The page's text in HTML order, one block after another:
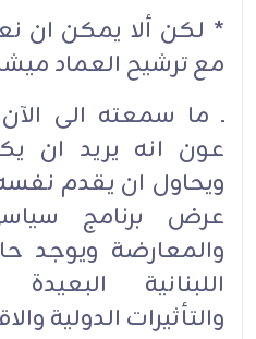
* لكن ألا يمكن ان
مع ترشيح العماد
ـ ما سمعته الى
عون انه يريد ان
ويحاول ان يقدم
عرض برنامج
والمعارضة ويوجد
اللبنانية
والتأثيرات الدولية